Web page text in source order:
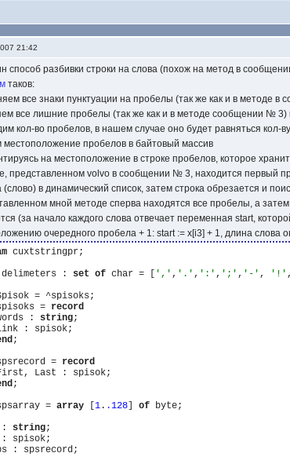
21:42
способ разбивки строки на слова (похож на метод в
таков:
все знаки пунктуации на пробелы (так же как и в методе в
все лишние пробелы (так же как и в методе сообщении № 3)
кол-во пробелов, в нашем случае оно будет равняться кол-
местоположение пробелов в байтовый массив
на местоположение в строке пробелов, которое
представленном volvo в сообщении № 3, находится первый
в динамический список, затем строка обрезается и
мной методе сперва находятся все пробелы, а
(за начало каждого слова отвечает переменная start,
очередного пробела + 1: start := x[i3] + 1, длина
cuxtstringpr;
delimeters : set of char = [ ',' , '.' , ':' , ';' , '-' , '!'
= ^spisoks;
=
record
:
string;
: spisok;
;
=
record
Last : spisok;
;
=
array [1 . .128 ] of byte;
: string;
spisok;
: spsrecord;